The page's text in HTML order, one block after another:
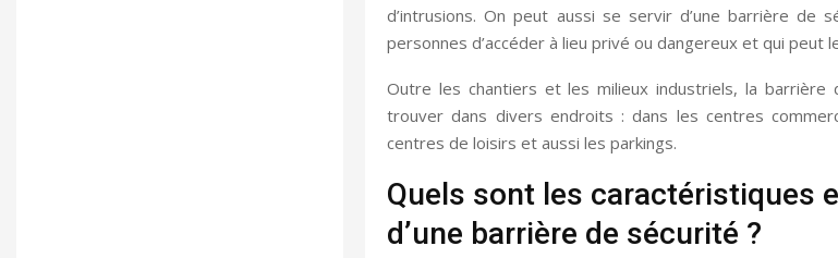
d’intrusions. On peut aussi se servir d’une barrière de
personnes d’accéder à lieu privé ou dangereux et qui peut
Outre les chantiers et les milieux industriels, la barrière
trouver dans divers endroits : dans les centres
centres de loisirs et aussi les parkings.
Quels sont les caractéristiques
d’une barrière de sécurité ?